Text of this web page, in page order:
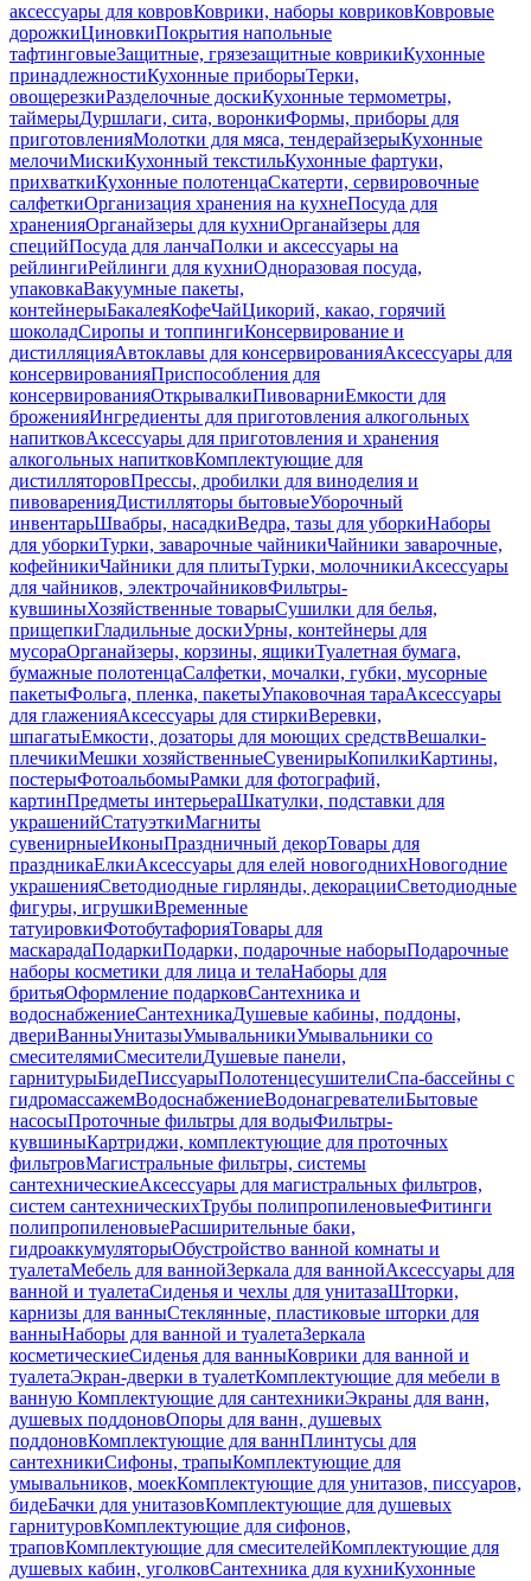
аксессуары для ковровКоврики, наборы ковриковКовровые
дорожкиЦиновкиПокрытия напольные
тафтинговыеЗащитные, грязезащитные коврикиКухонные
принадлежностиКухонные приборыТерки,
овощерезкиРазделочные доскиКухонные термометры,
таймерыДуршлаги, сита, воронкиФормы, приборы для
приготовленияМолотки для мяса, тендерайзерыКухонные
мелочиМискиКухонный текстильКухонные фартуки,
прихваткиКухонные полотенцаСкатерти, сервировочные
салфеткиОрганизация хранения на кухнеПосуда для
храненияОрганайзеры для кухниОрганайзеры для
специйПосуда для ланчаПолки и аксессуары на
рейлингиРейлинги для кухниОдноразовая посуда,
упаковкаВакуумные пакеты,
контейнерыБакалеяКофеЧайЦикорий, какао, горячий
шоколадСиропы и топпингиКонсервирование и
дистилляцияАвтоклавы для консервированияАксессуары для
консервированияПриспособления для
консервированияОткрывалкиПивоварниЕмкости для
броженияИнгредиенты для приготовления алкогольных
напитковАксессуары для приготовления и хранения
алкогольных напитковКомплектующие для
дистилляторовПрессы, дробилки для виноделия и
пивоваренияДистилляторы бытовыеУборочный
инвентарьШвабры, насадкиВедра, тазы для уборкиНаборы
для уборкиТурки, заварочные чайникиЧайники заварочные,
кофейникиЧайники для плитыТурки, молочникиАксессуары
для чайников, электрочайниковФильтры-
кувшиныХозяйственные товарыСушилки для белья,
прищепкиГладильные доскиУрны, контейнеры для
мусораОрганайзеры, корзины, ящикиТуалетная бумага,
бумажные полотенцаСалфетки, мочалки, губки, мусорные
пакетыФольга, пленка, пакетыУпаковочная тараАксессуары
для глаженияАксессуары для стиркиВеревки,
шпагатыЕмкости, дозаторы для моющих средствВешалки-
плечикиМешки хозяйственныеСувенирыКопилкиКартины,
постерыФотоальбомыРамки для фотографий,
картинПредметы интерьераШкатулки, подставки для
украшенийСтатуэткиМагниты
сувенирныеИконыПраздничный декорТовары для
праздникаЕлкиАксессуары для елей новогоднихНовогодние
украшенияСветодиодные гирлянды, декорацииСветодиодные
фигуры, игрушкиВременные
татуировкиФотобутафорияТовары для
маскарадаПодаркиПодарки, подарочные наборыПодарочные
наборы косметики для лица и телаНаборы для
бритьяОформление подарковСантехника и
водоснабжениеСантехникаДушевые кабины, поддоны,
двериВанныУнитазыУмывальникиУмывальники со
смесителямиСмесителиДушевые панели,
гарнитурыБидеПиссуарыПолотенцесушителиСпа-бассейны с
гидромассажемВодоснабжениеВодонагревателиБытовые
насосыПроточные фильтры для водыФильтры-
кувшиныКартриджи, комплектующие для проточных
фильтровМагистральные фильтры, системы
сантехническиеАксессуары для магистральных фильтров,
систем сантехническихТрубы полипропиленовыеФитинги
полипропиленовыеРасширительные баки,
гидроаккумуляторыОбустройство ванной комнаты и
туалетаМебель для ваннойЗеркала для ваннойАксессуары для
ванной и туалетаСиденья и чехлы для унитазаШторки,
карнизы для ванныСтеклянные, пластиковые шторки для
ванныНаборы для ванной и туалетаЗеркала
косметическиеСиденья для ванныКоврики для ванной и
туалетаЭкран-дверки в туалетКомплектующие для мебели в
ванную Комплектующие для сантехникиЭкраны для ванн,
душевых поддоновОпоры для ванн, душевых
поддоновКомплектующие для ваннПлинтусы для
сантехникиСифоны, трапыКомплектующие для
умывальников, моекКомплектующие для унитазов, писсуаров,
бидеБачки для унитазовКомплектующие для душевых
гарнитуровКомплектующие для сифонов,
траповКомплектующие для смесителейКомплектующие для
душевых кабин, уголковСантехника для кухниКухонные